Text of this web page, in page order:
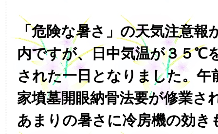
「危険な暑さ」の天気注意
内ですが、日中気温が３５℃
された一日となりました。午
家墳墓開眼納骨法要が修業さ
あまりの暑さに冷房機の効き